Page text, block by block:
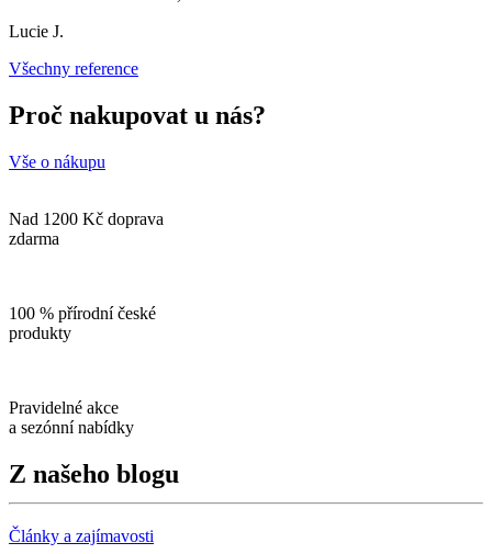
Lucie J.
Všechny reference
Proč nakupovat u nás?
Vše o nákupu
Nad 1200 Kč doprava
zdarma
100 % přírodní české
produkty
Pravidelné akce
a sezónní nabídky
Z našeho blogu
Články a zajímavosti